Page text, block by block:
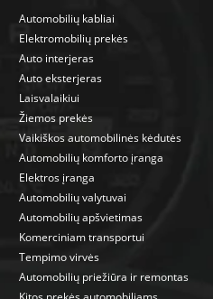
Automobilių kabliai
Elektromobilių prekės
Auto interjeras
Auto eksterjeras
Laisvalaikiui
Žiemos prekės
Vaikiškos automobilinės kėdutės
Automobilių komforto įranga
Elektros įranga
Automobilių valytuvai
Automobilių apšvietimas
Komerciniam transportui
Tempimo virvės
Automobilių priežiūra ir remontas